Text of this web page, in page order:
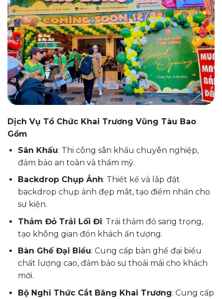
Dịch Vụ Tổ Chức Khai Trương Vũng Tàu Bao
Gồm
Sân Khấu: Thi công sân khấu chuyên nghiệp,
đảm bảo an toàn và thẩm mỹ.
Backdrop Chụp Ảnh: Thiết kế và lắp đặt
backdrop chụp ảnh đẹp mắt, tạo điểm nhấn cho
sự kiện.
Thảm Đỏ Trải Lối Đi: Trải thảm đỏ sang trọng,
tạo không gian đón khách ấn tượng.
Bàn Ghế Đại Biểu: Cung cấp bàn ghế đại biểu
chất lượng cao, đảm bảo sự thoải mái cho khách
mời.
Bộ Nghi Thức Cắt Băng Khai Trương: Cung cấp